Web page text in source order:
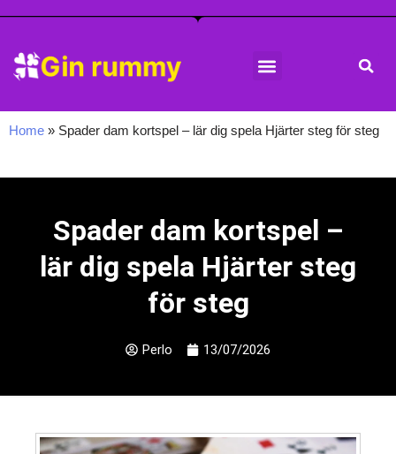
till
Home » Spader dam kortspel – lär dig spela Hjärter steg för steg
Spader dam kortspel –
lär dig spela Hjärter steg
för steg
Perlo 13/07/2026